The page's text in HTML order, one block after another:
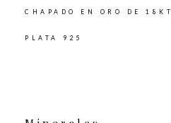
CHAPADO EN ORO DE 18KT
PLATA 925